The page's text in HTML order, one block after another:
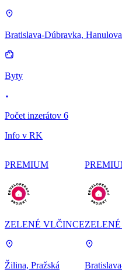
Bratislava-Dúbravka, Hanulova
Byty
Počet inzerátov 6
Info v RK
PREMIUM
ZELENÉ VLČINCE
Žilina, Pražská